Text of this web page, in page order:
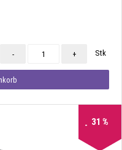
- + Stk
31 %